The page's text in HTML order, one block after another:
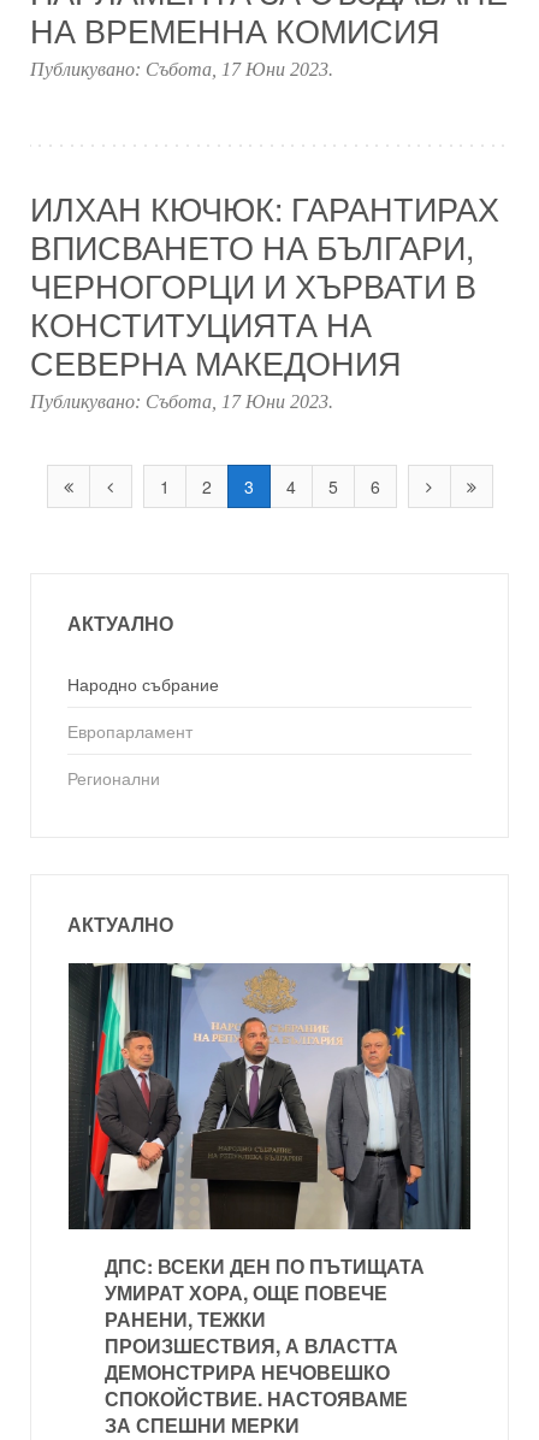
НА ВРЕМЕННА КОМИСИЯ
Публикувано: Събота, 17 Юни 2023.
ИЛХАН КЮЧЮК: ГАРАНТИРАХ
ВПИСВАНЕТО НА БЪЛГАРИ,
ЧЕРНОГОРЦИ И ХЪРВАТИ В
КОНСТИТУЦИЯТА НА
СЕВЕРНА МАКЕДОНИЯ
Публикувано: Събота, 17 Юни 2023.
1 2 3 4 5 6
АКТУАЛНО
Народно събрание
Европарламент
Регионални
АКТУАЛНО
ДПС: ВСЕКИ ДЕН ПО ПЪТИЩАТА
УМИРАТ ХОРА, ОЩЕ ПОВЕЧЕ
РАНЕНИ, ТЕЖКИ
ПРОИЗШЕСТВИЯ, А ВЛАСТТА
ДЕМОНСТРИРА НЕЧОВЕШКО
СПОКОЙСТВИЕ. НАСТОЯВАМЕ
ЗА СПЕШНИ МЕРКИ